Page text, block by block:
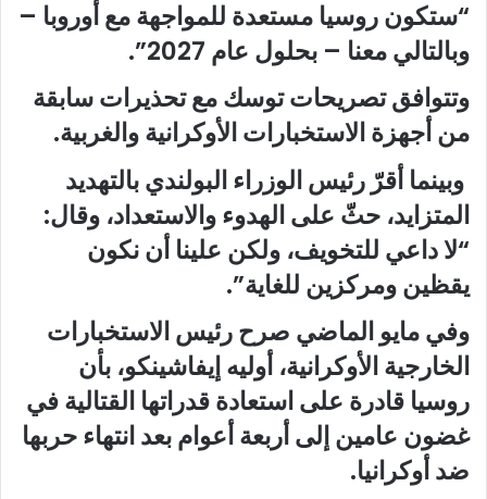
“ستكون روسيا مستعدة للمواجهة مع أوروبا –
وبالتالي معنا – بحلول عام 2027”.
وتتوافق تصريحات توسك مع تحذيرات سابقة
من أجهزة الاستخبارات الأوكرانية والغربية.
وبينما أقرّ رئيس الوزراء البولندي بالتهديد
المتزايد، حثّ على الهدوء والاستعداد، وقال:
“لا داعي للتخويف، ولكن علينا أن نكون
يقظين ومركزين للغاية”.
وفي مايو الماضي صرح رئيس الاستخبارات
الخارجية الأوكرانية، أوليه إيفاشينكو، بأن
روسيا قادرة على استعادة قدراتها القتالية في
غضون عامين إلى أربعة أعوام بعد انتهاء حربها
ضد أوكرانيا.